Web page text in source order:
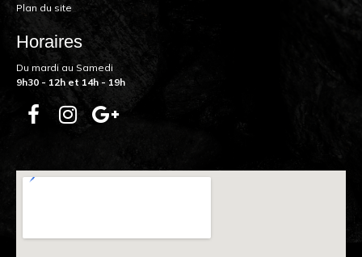
Plan du site
Horaires
Du mardi au Samedi
9h30 - 12h et 14h - 19h